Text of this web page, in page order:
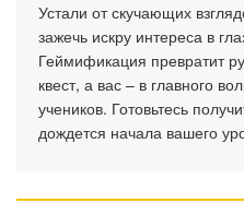
Устали от скучающих
зажечь искру интереса в
Геймификация превратит
квест, а вас – в главного
учеников. Готовьтесь
дождется начала вашего